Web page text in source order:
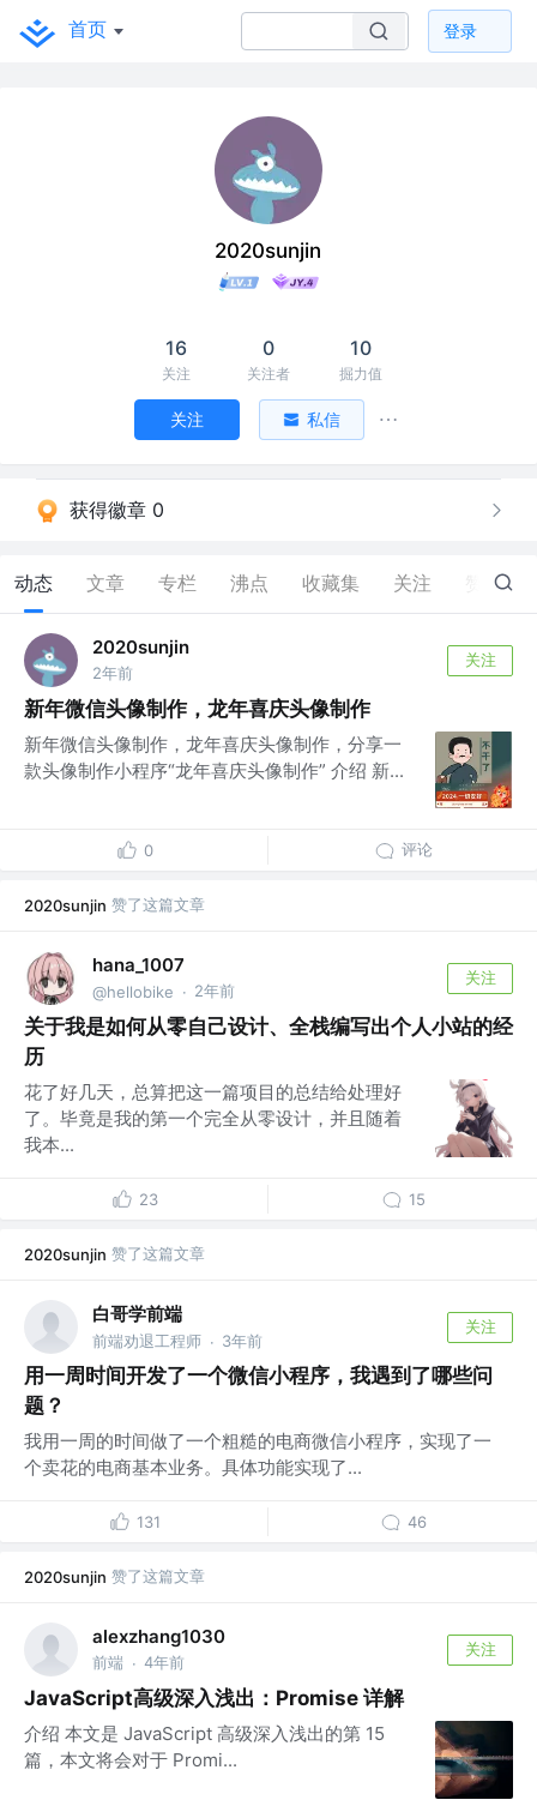
首页 登录
2020sunjin
16
关注
0
关注者
10
掘力值
关注 私信
获得徽章 0
动态 文章 专栏 沸点 收藏集 关注 47
2020sunjin
2年前
关注
新年微信头像制作，龙年喜庆头像制作
新年微信头像制作，龙年喜庆头像制作，分享一
款头像制作小程序“龙年喜庆头像制作” 介绍 新...
0 评论
2020sunjin 赞了这篇文章
hana_1007
@hellobike · 2年前
关注
关于我是如何从零自己设计、全栈编写出个人小站的经
历
花了好几天，总算把这一篇项目的总结给处理好
了。毕竟是我的第一个完全从零设计，并且随着
我本...
23 15
2020sunjin 赞了这篇文章
白哥学前端
前端劝退工程师 · 3年前
关注
用一周时间开发了一个微信小程序，我遇到了哪些问
题？
我用一周的时间做了一个粗糙的电商微信小程序，实现了一
个卖花的电商基本业务。具体功能实现了...
131 46
2020sunjin 赞了这篇文章
alexzhang1030
前端 · 4年前
关注
JavaScript高级深入浅出：Promise 详解
介绍 本文是 JavaScript 高级深入浅出的第 15
篇，本文将会对于 Promi...